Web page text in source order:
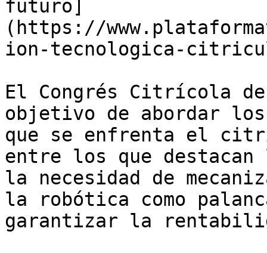
futuro]
(https://
ion-tecnologica-
El Congrés Citrícola
objetivo de abordar
que se enfrenta el
entre los que destacan
la necesidad de
la robótica como
garantizar la